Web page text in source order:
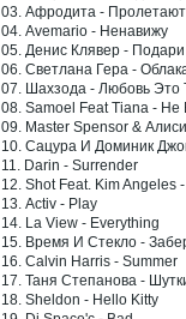
03. Афродита -
04. Avemario - Ненавижу
05. Денис Клявер - Подари
06. Светлана Гера -
07. Шахзода - Любовь Это
08. Samoel Feat Tiana -
09. Master Spensor &
10. Сацура И Доминик
11. Darin - Surrender
12. Shot Feat. Kim
13. Activ - Play
14. La View - Everything
15. Время И Стекло -
16. Calvin Harris - Summer
17. Таня Степанова -
18. Sheldon - Hello Kitty